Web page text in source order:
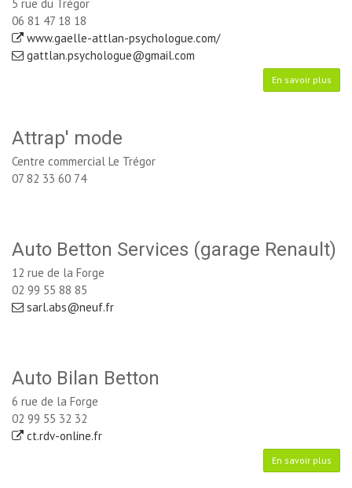
5 rue du Trégor
06 81 47 18 18
www.gaelle-attlan-psychologue.com/
gattlan.psychologue@gmail.com
En savoir plus
Attrap' mode
Centre commercial Le Trégor
07 82 33 60 74
Auto Betton Services (garage Renault)
12 rue de la Forge
02 99 55 88 85
sarl.abs@neuf.fr
Auto Bilan Betton
6 rue de la Forge
02 99 55 32 32
ct.rdv-online.fr
En savoir plus